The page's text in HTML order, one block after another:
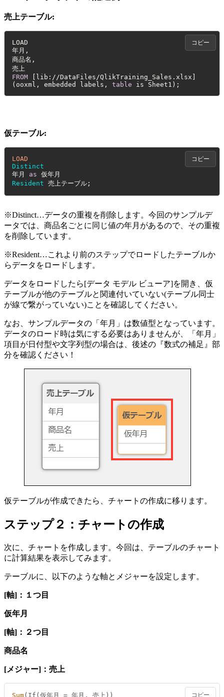
売上テーブル:
LOAD
年月,
商品名,
FROM
[lib://DataFiles/QlikTraining_Sales.xlsx]
(ooxml, embedded labels, table is Sheet1);
コピー
仮テーブル:
LOAD
Distinct
年月 as
Resident 売上テーブル;
コピー
※Distinct…データの重複を削除します。今回のサンプルデ
ータでは、商品名ごとに同じ値の年月があるので、その重複
を削除しています。
※Resident…これより前のステップでロードしたテーブルか
らデータをロードします。
データをロードしたら[データ モデル ビューア]を開き、仮
テーブルが他のテーブルと関連付いていない(テーブル同士
が線で繋がっていない)ことを確認してください。
なお、サンプルデータの「年月」は数値型となっています。
データのロード時は気にする必要はありませんが、「年月」
項目が日付型や文字列型の場合は、後述の『数式の補足』部
分を確認ください！
仮テーブルが作成できたら、チャートの作成に移ります。
ステップ２：チャートの作成
次に、チャートを作成します。今回は、テーブルのチャート
に計算結果を表示してみます。
テーブルに、以下のような軸とメジャーを設定します。
[軸]：１つ目
仮年月
[軸]：２つ目
商品名
[メジャー]：売上
Sum(If(仮年月 = 年月, 売上)) コピー